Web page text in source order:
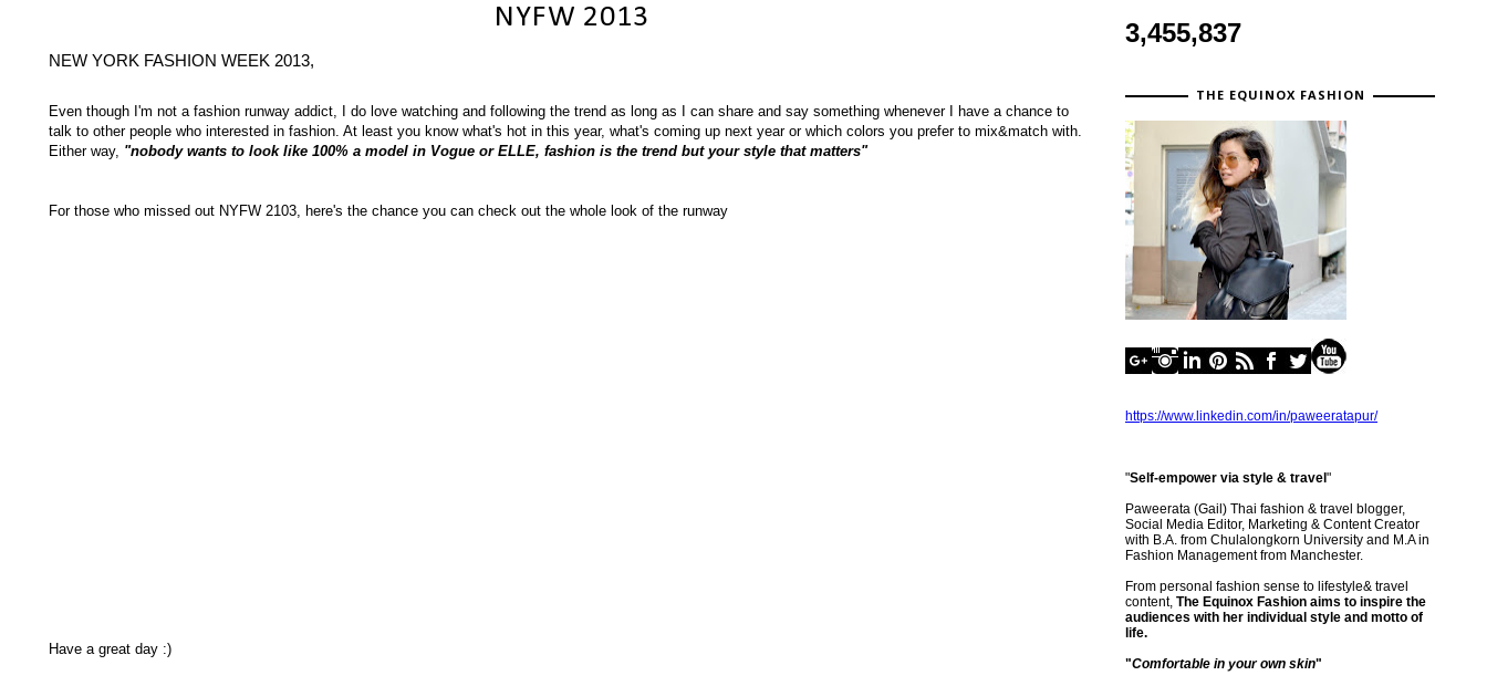
NYFW 2013
NEW YORK FASHION WEEK 2013,
Even though I'm not a fashion runway addict, I do love watching and following the trend as long as I can share and say something whenever I have a chance to
talk to other people who interested in fashion. At least you know what's hot in this year, what's coming up next year or which colors you prefer to mix&match with.
Either way, "nobody wants to look like 100% a model in Vogue or ELLE, fashion is the trend but your style that matters"
For those who missed out NYFW 2103, here's the chance you can check out the whole look of the runway
Have a great day :)
3,455,837
THE EQUINOX FASHION
https://www.linkedin.com/in/paweeratapur/
"Self-empower via style & travel "
Paweerata (Gail) Thai fashion & travel blogger,
Social Media Editor, Marketing & Content Creator
with B.A. from Chulalongkorn University and M.A in
Fashion Management from Manchester.
From personal fashion sense to lifestyle& travel
content, The Equinox Fashion aims to inspire the
audiences with her individual style and motto of
life.
"Comfortable in your own skin"